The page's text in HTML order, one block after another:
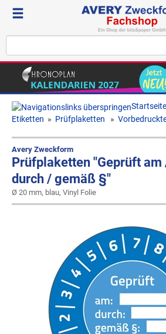
Startseite
Etiketten » Prüfplaketten »
Avery Zweckform
Prüfplaketten "Geprüft am
durch / gemäß §"
Ø 20 mm, blau, Vinyl Folie